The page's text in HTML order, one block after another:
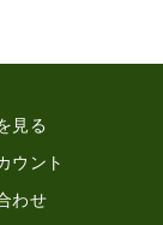
見る
ウント
わせ